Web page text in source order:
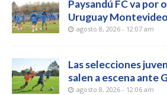
Paysandú FC va por
Uruguay Montevideo
agosto 8, 2026 - 12:07 am
Las selecciones
salen a escena ante
agosto 8, 2026 - 12:06 am